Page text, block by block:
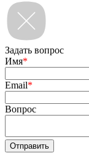
Задать вопрос
Имя*
Email*
Вопрос